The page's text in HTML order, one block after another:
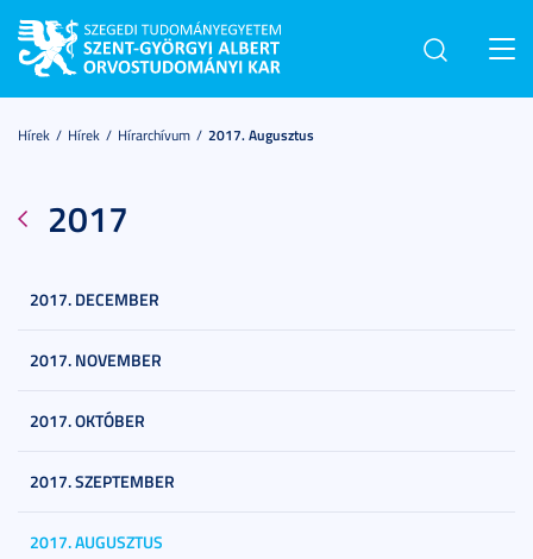
Hírek Hírek Hírarchívum 2017. Augusztus
2017
2017. DECEMBER
2017. NOVEMBER
2017. OKTÓBER
2017. SZEPTEMBER
2017. AUGUSZTUS